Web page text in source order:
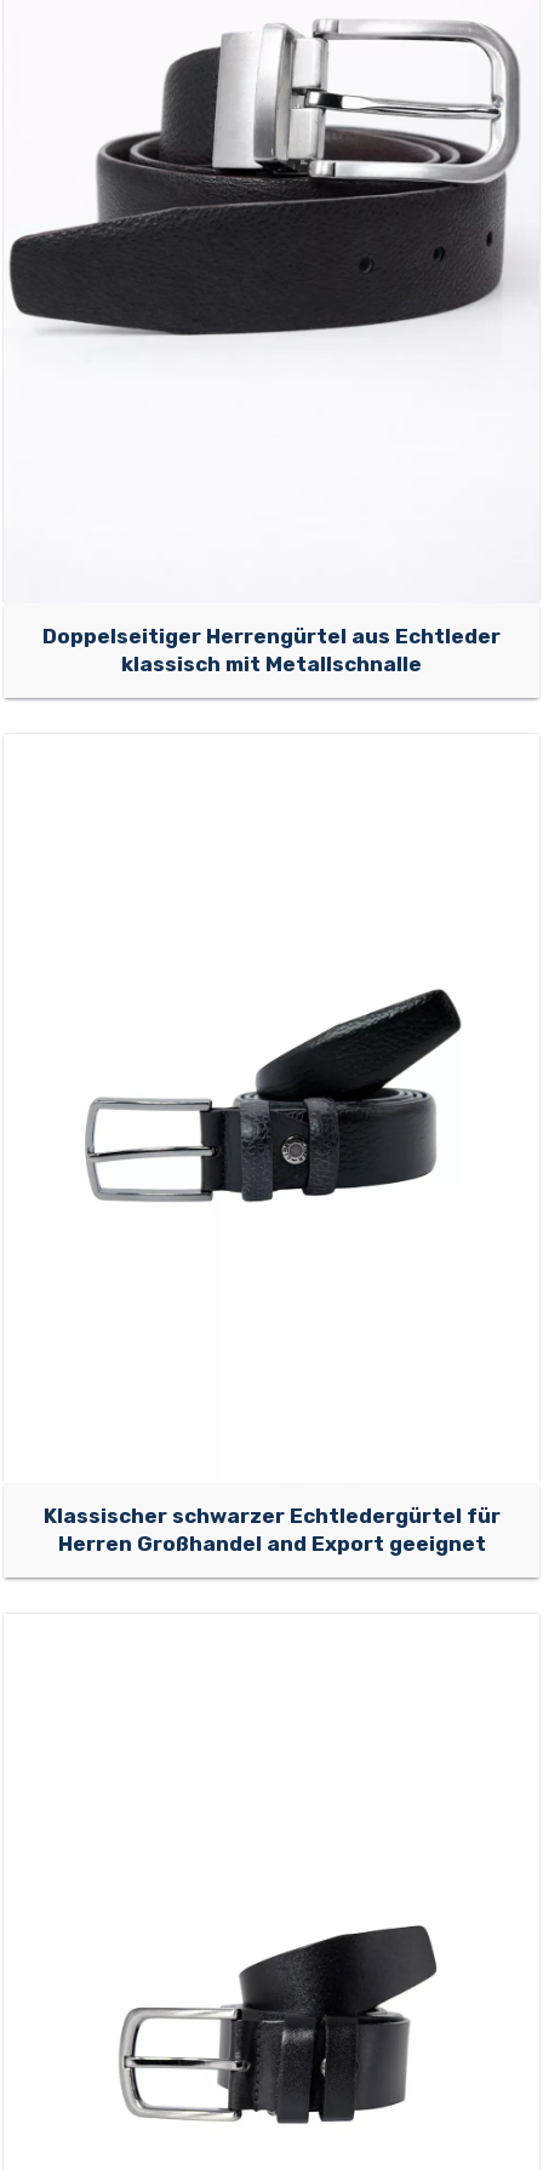
Doppelseitiger Herrengürtel aus Echtleder
klassisch mit Metallschnalle
Klassischer schwarzer Echtledergürtel für
Herren Großhandel and Export geeignet